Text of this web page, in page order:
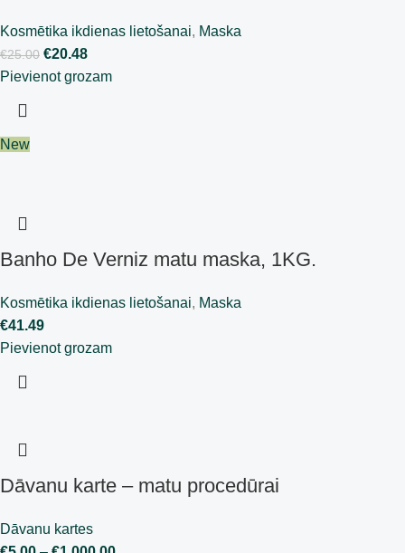
Kosmētika ikdienas lietošanai, Maska
€25.00 €20.48
Pievienot grozam
New
Banho De Verniz matu maska, 1KG.
Kosmētika ikdienas lietošanai, Maska
€41.49
Pievienot grozam
Dāvanu karte – matu procedūrai
Dāvanu kartes